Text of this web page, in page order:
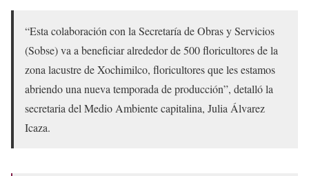
“Esta colaboración con la Secretaría de Obras y Servicios
(Sobse) va a beneficiar alrededor de 500 floricultores de la
zona lacustre de Xochimilco, floricultores que les estamos
abriendo una nueva temporada de producción”, detalló la
secretaria del Medio Ambiente capitalina, Julia Álvarez
Icaza.